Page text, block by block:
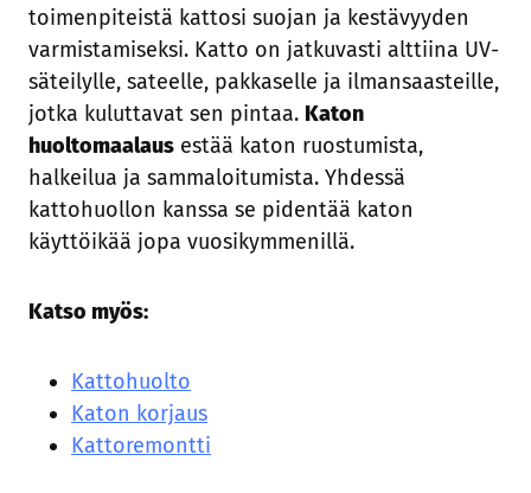
toimenpiteistä kattosi suojan ja kestävyyden
varmistamiseksi. Katto on jatkuvasti alttiina UV-
säteilylle, sateelle, pakkaselle ja ilmansaasteille,
jotka kuluttavat sen pintaa. Katon
huoltomaalaus estää katon ruostumista,
halkeilua ja sammaloitumista. Yhdessä
kattohuollon kanssa se pidentää katon
käyttöikää jopa vuosikymmenillä.
Katso myös:
Kattohuolto
Katon korjaus
Kattoremontti